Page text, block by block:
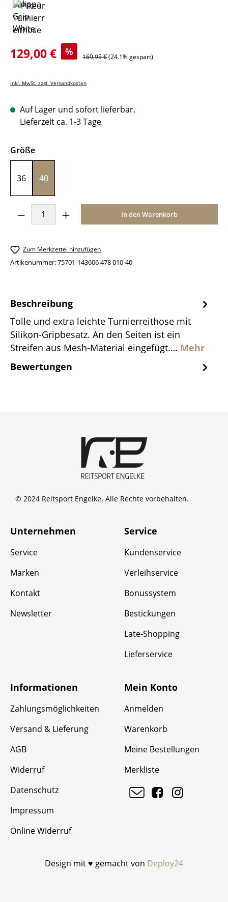
Verkaufspreis:
129,00 € % Regulärer Preis:
169,95 €(24.1% gespart)
inkl. MwSt. zzgl. Versandkosten
Auf Lager und sofort lieferbar.
Lieferzeit ca. 1-3 Tage
Größeauswählen
36 40
Produkt Anzahl: Gib den gewünschten
In den Warenkorb
Zum Merkzettel hinzufügen
Artikenummer:75701-143606 478 010-40
Beschreibung
Tolle und extra leichte Turnierreithose mit
Silikon-Gripbesatz. An den Seiten ist ein
Streifen aus Mesh-Material eingefügt.… Mehr
Bewertungen
© 2024 Reitsport Engelke. Alle Rechte vorbehalten.
Unternehmen
Service
Marken
Kontakt
Newsletter
Service
Kundenservice
Verleihservice
Bonussystem
Bestickungen
Late-Shopping
Lieferservice
Informationen
Zahlungsmöglichkeiten
Versand & Lieferung
AGB
Widerruf
Datenschutz
Impressum
Online Widerruf
Mein Konto
Anmelden
Warenkorb
Meine Bestellungen
Merkliste
Design mit ♥ gemacht von Deploy24